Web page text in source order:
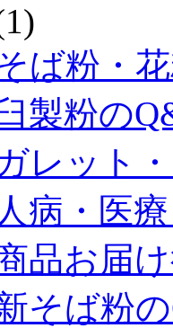
ば粉・
製粉の
レット
人病・医
品お届
そば粉